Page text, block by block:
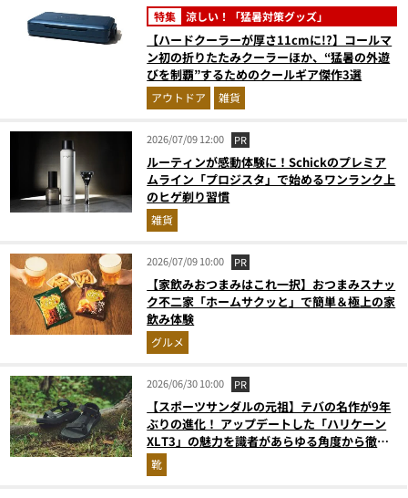
特集 涼しい！「猛暑対策グッズ」
【ハードクーラーが厚さ11cmに!?】コールマ
ン初の折りたたみクーラーほか、“猛暑の外遊
びを制覇”するためのクールギア傑作3選
アウトドア 雑貨
2026/07/09 12:00 PR
ルーティンが感動体験に！Schickのプレミア
ムライン「プロジスタ」で始めるワンランク上
のヒゲ剃り習慣
雑貨
2026/07/09 10:00 PR
【家飲みおつまみはこれ一択】おつまみスナッ
ク不二家「ホームサクッと」で簡単＆極上の家
飲み体験
グルメ
2026/06/30 10:00 PR
【スポーツサンダルの元祖】テバの名作が9年
ぶりの進化！ アップデートした「ハリケーン
XLT3」の魅力を識者があらゆる角度から徹底
解説！
靴